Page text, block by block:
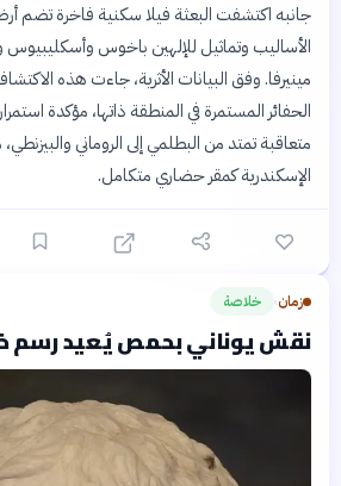
جانبه اكتشفت البعثة فيلا سكنية فاخرة تضم
الأساليب وتماثيل للإلهين باخوس
مينيرفا. وفق البيانات الأثرية، جاءت هذه
الحفائر المستمرة في المنطقة ذاتها، مؤكدة
متعاقبة تمتد من البطلمي إلى الروماني
الإسكندرية كمقر حضاري متكامل.
زمان› خلاصة
نقش يوناني بحمص يُعيد رسم